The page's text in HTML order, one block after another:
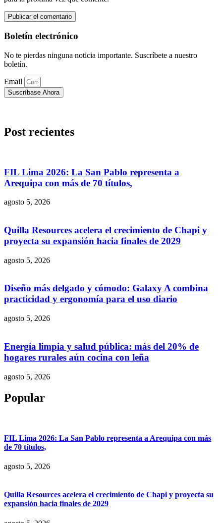
Boletín electrónico
No te pierdas ninguna noticia importante. Suscríbete a nuestro
boletín.
Email
Suscríbase Ahora
Post recientes
FIL Lima 2026: La San Pablo representa a
Arequipa con más de 70 títulos,
agosto 5, 2026
Quilla Resources acelera el crecimiento de Chapi y
proyecta su expansión hacia finales de 2029
agosto 5, 2026
Diseño más delgado y cómodo: Galaxy A combina
practicidad y ergonomía para el uso diario
agosto 5, 2026
Energía limpia y salud pública: más del 20% de
hogares rurales aún cocina con leña
agosto 5, 2026
Popular
FIL Lima 2026: La San Pablo representa a Arequipa con más
de 70 títulos,
agosto 5, 2026
Quilla Resources acelera el crecimiento de Chapi y proyecta su
expansión hacia finales de 2029